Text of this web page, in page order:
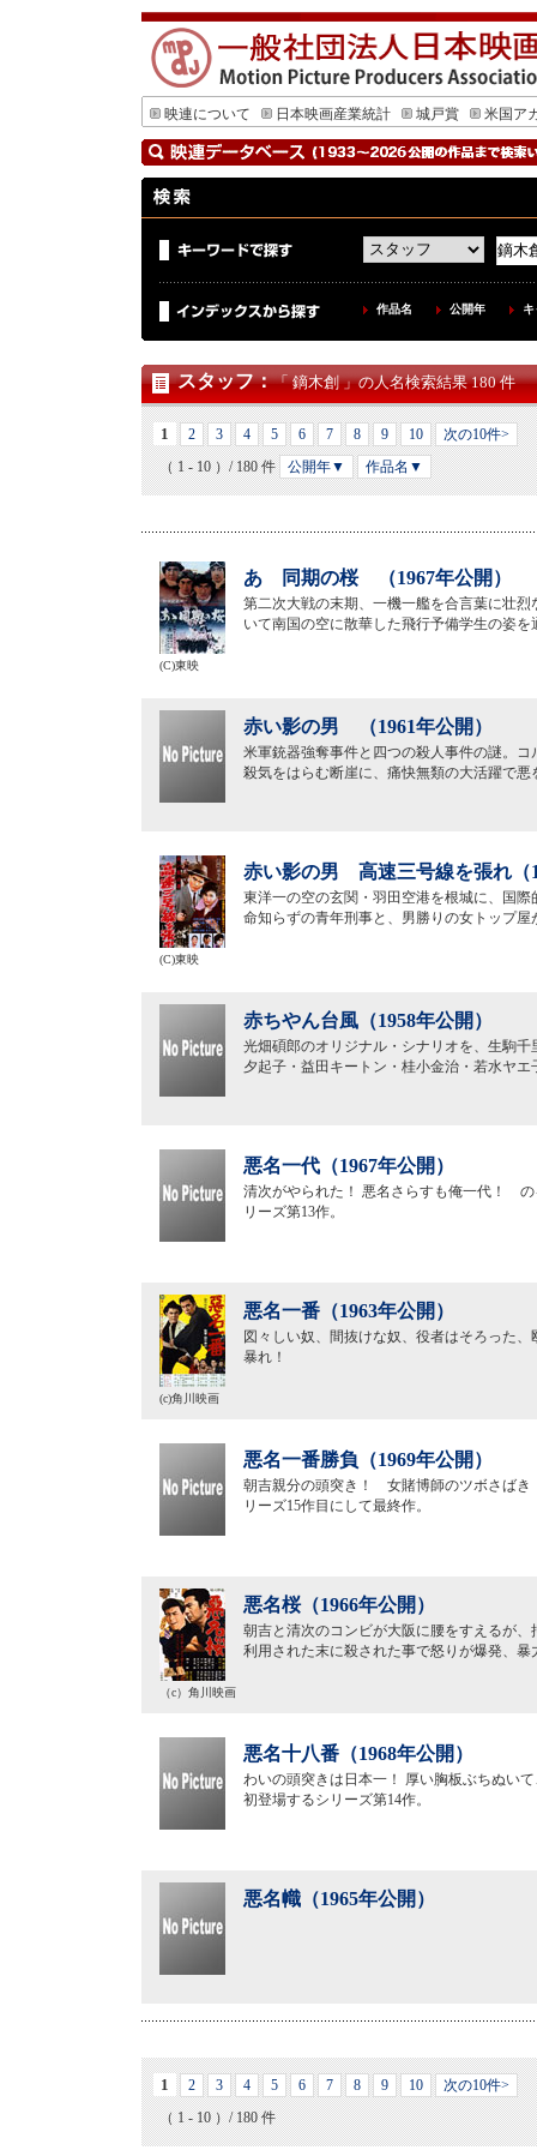
映連について 日本映画産業統計 城戸賞 米国ア
作品名 公開年
スタッフ：「 鏑木創 」の人名検索結果 180 件
1 2 3 4 5 6 7 8 9 10
次の10件>
（ 1 - 10 ）/ 180 件
公開年▼ 作品名▼
あゝ同期の桜 （1967年公開）
第二次大戦の末期、一機一艦を合言葉に壮
いて南国の空に散華した飛行予備学生の姿
(C)東映
赤い影の男 （1961年公開）
米軍銃器強奪事件と四つの殺人事件の謎。
殺気をはらむ断崖に、痛快無類の大活躍で悪
赤い影の男 高速三号線を張れ（
東洋一の空の玄関・羽田空港を根城に、国
命知らずの青年刑事と、男勝りの女トップ屋
(C)東映
赤ちやん台風（1958年公開）
光畑碩郎のオリジナル・シナリオを、生駒
夕起子・益田キートン・桂小金治・若水ヤエ
悪名一代（1967年公開）
清次がやられた！ 悪名さらすも俺一代！
リーズ第13作。
悪名一番（1963年公開）
図々しい奴、間抜けな奴、役者はそろった
暴れ！
(c)角川映画
悪名一番勝負（1969年公開）
朝吉親分の頭突き！ 女賭博師のツボさば
リーズ15作目にして最終作。
悪名桜（1966年公開）
朝吉と清次のコンビが大阪に腰をすえるが
利用された末に殺された事で怒りが爆発、
（c）角川映画
悪名十八番（1968年公開）
わいの頭突きは日本一！ 厚い胸板ぶちぬい
初登場するシリーズ第14作。
悪名幟（1965年公開）
1 2 3 4 5 6 7 8 9 10
次の10件>
（ 1 - 10 ）/ 180 件